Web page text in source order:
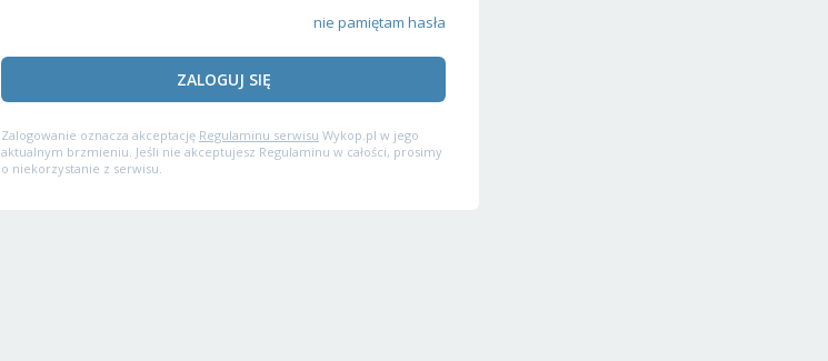
nie pamiętam hasła
ZALOGUJ SIĘ
Zalogowanie oznacza akceptację Regulaminu serwisu Wykop.pl w jego
aktualnym brzmieniu. Jeśli nie akceptujesz Regulaminu w całości, prosimy
o niekorzystanie z serwisu.